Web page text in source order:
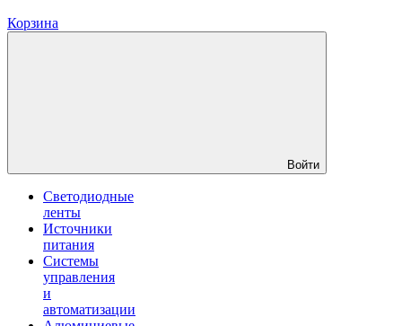
Корзина
Войти
Светодиодные
ленты
Источники
питания
Системы
управления
и
автоматизации